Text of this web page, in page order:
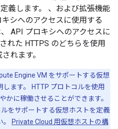
義します。 、および拡張機能
シへのアクセスに使用する
API プロキシへのアクセスに
れた HTTPS のどちらを使用
れます。
Engine VM をサポートする仮想
ます。 HTTP プロトコルを使用
かに稼働させることができます。
をサポートする仮想ホストを定義
Private Cloud 用仮想ホストの構